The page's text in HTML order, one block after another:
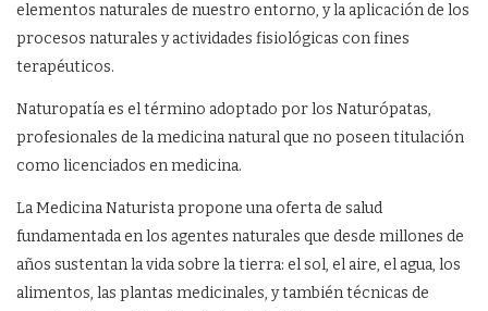
elementos naturales de nuestro entorno, y la aplicación de los
procesos naturales y actividades fisiológicas con fines
terapéuticos.
Naturopatía es el término adoptado por los Naturópatas,
profesionales de la medicina natural que no poseen titulación
como licenciados en medicina.
La Medicina Naturista propone una oferta de salud
fundamentada en los agentes naturales que desde millones de
años sustentan la vida sobre la tierra: el sol, el aire, el agua, los
alimentos, las plantas medicinales, y también técnicas de